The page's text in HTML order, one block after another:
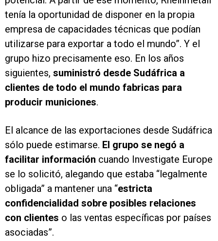
tenía la oportunidad de disponer en la propia
empresa de capacidades técnicas que podían
utilizarse para exportar a todo el mundo”. Y el
grupo hizo precisamente eso. En los años
siguientes, suministró desde Sudáfrica a
clientes de todo el mundo fabricas para
producir municiones.
El alcance de las exportaciones desde Sudáfrica
sólo puede estimarse. El grupo se negó a
facilitar información cuando Investigate Europe
se lo solicitó, alegando que estaba “legalmente
obligada” a mantener una “estricta
confidencialidad sobre posibles relaciones
con clientes o las ventas específicas por países
asociadas”.